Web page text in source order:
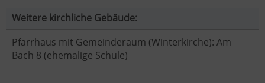
Weitere kirchliche Gebäude:
Pfarrhaus mit Gemeinderaum (Winterkirche): Am
Bach 8 (ehemalige Schule)